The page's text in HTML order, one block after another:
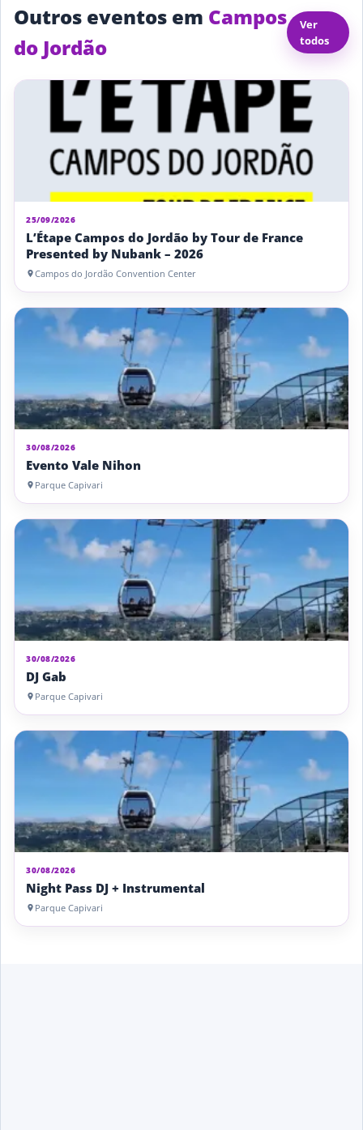
Outros eventos em Campos
do Jordão
Ver
todos
25/09/2026
L’Étape Campos do Jordão by Tour de France
Presented by Nubank – 2026
Campos do Jordão Convention Center
30/08/2026
Evento Vale Nihon
Parque Capivari
30/08/2026
DJ Gab
Parque Capivari
30/08/2026
Night Pass DJ + Instrumental
Parque Capivari